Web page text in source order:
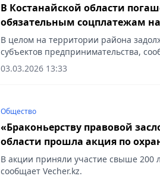
В Костанайской области
обязательным соцплатежам
тенге
В целом на территории района
субъектов предпринимательства,
03.03.2026 13:33
Общество
«Браконьерству правовой
области прошла акция по
В акции приняли участие свыше 200
сообщает Vecher.kz.